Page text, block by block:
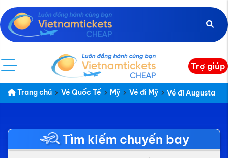
Trợ giúp
Trang chủ Vé Quốc Tế Mỹ Vé đi Mỹ Vé đi Augusta
Tìm kiếm chuyến bay